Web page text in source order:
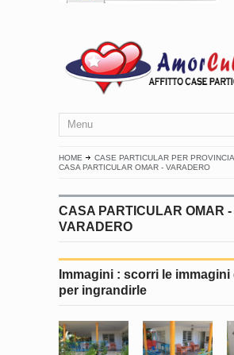
Menu
HOME
CASE PARTICULAR PER PROVINCIA
CASA PARTICULAR OMAR - VARADERO
CASA PARTICULAR OMAR -
VARADERO
Immagini : scorri le
per ingrandirle